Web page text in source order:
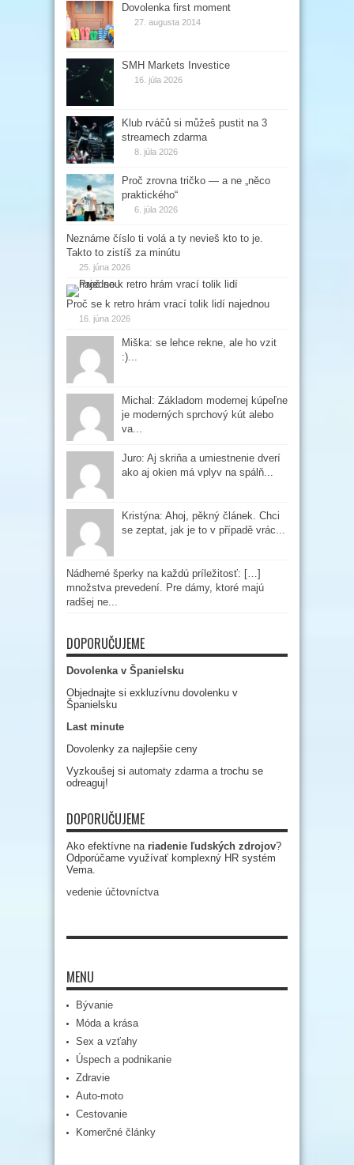
Dovolenka first moment
27. augusta 2014
SMH Markets Investice
16. júla 2026
Klub rváčů si můžeš pustit na 3
streamech zdarma
8. júla 2026
Proč zrovna tričko — a ne „něco
praktického“
6. júla 2026
Neznáme číslo ti volá a ty nevieš kto to je.
Takto to zistíš za minútu
25. júna 2026
Proč se k retro hrám vrací tolik lidí najednou
16. júna 2026
Miška: se lehce rekne, ale ho vzit
:)...
Michal: Základom modernej kúpeľne
je moderných sprchový kút alebo
va...
Juro: Aj skriňa a umiestnenie dverí
ako aj okien má vplyv na spálň...
Kristýna: Ahoj, pěkný článek. Chci
se zeptat, jak je to v případě vrác...
Nádherné šperky na každú príležitosť: […]
množstva prevedení. Pre dámy, ktoré majú
radšej ne...
DOPORUČUJEME
Dovolenka v Španielsku
Objednajte si exkluzívnu dovolenku v
Španielsku
Last minute
Dovolenky za najlepšie ceny
Vyzkoušej si automaty zdarma a trochu se
odreaguj!
DOPORUČUJEME
Ako efektívne na riadenie ľudských zdrojov?
Odporúčame využívať komplexný HR systém
Vema.
vedenie účtovníctva
MENU
Bývanie
Móda a krása
Sex a vzťahy
Úspech a podnikanie
Zdravie
Auto-moto
Cestovanie
Komerčné články